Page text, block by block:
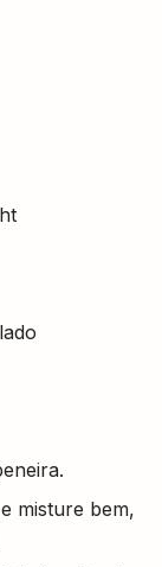
misture bem,